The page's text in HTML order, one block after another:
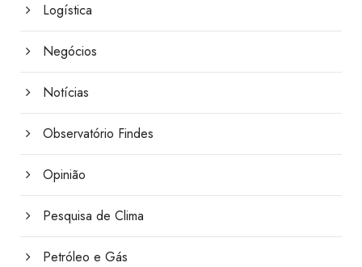
Logística
Negócios
Notícias
Observatório Findes
Opinião
Pesquisa de Clima
Petróleo e Gás